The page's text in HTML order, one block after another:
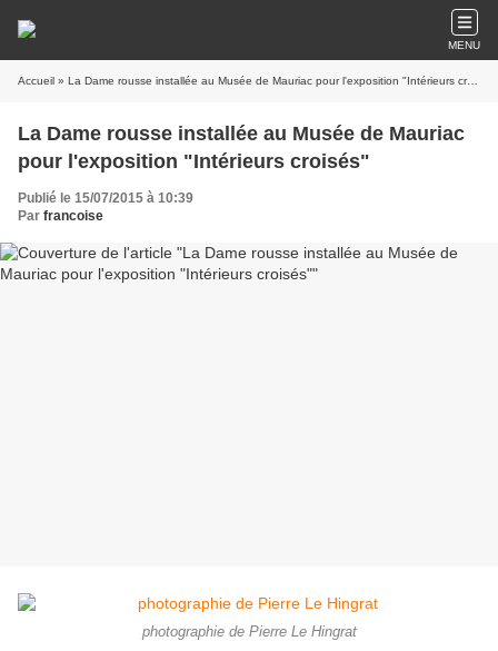
MENU
Accueil » La Dame rousse installée au Musée de Mauriac pour l'exposition "Intérieurs croisés"
La Dame rousse installée au Musée de Mauriac
pour l'exposition "Intérieurs croisés"
Publié le 15/07/2015 à 10:39
Par francoise
photographie de Pierre Le Hingrat